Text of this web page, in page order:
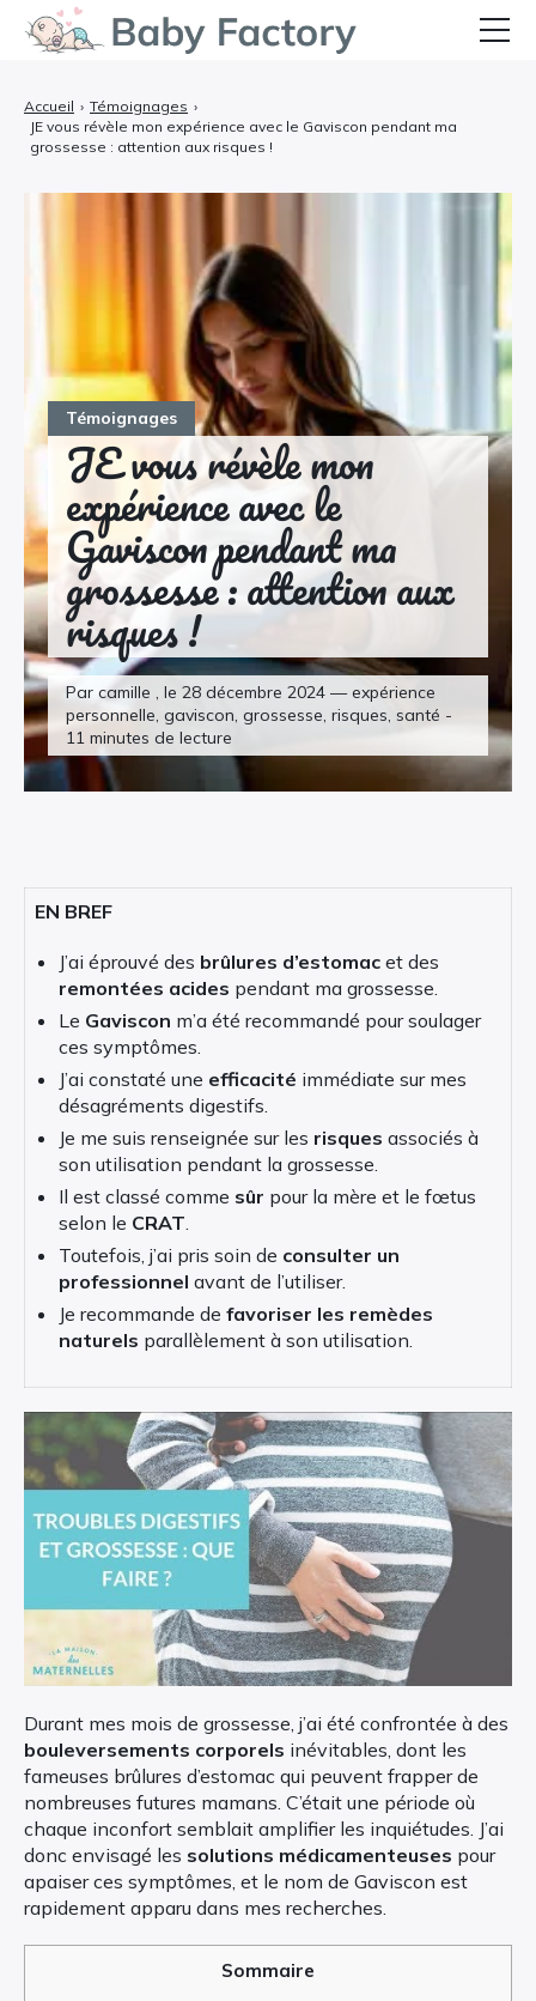
Témoignages
JE vous révèle mon
expérience avec le
Gaviscon pendant ma
grossesse : attention aux
risques !
Par camille , le 28 décembre 2024 — expérience
personnelle, gaviscon, grossesse, risques, santé -
11 minutes de lecture
Accueil › Témoignages ›
JE vous révèle mon expérience avec le Gaviscon pendant ma
grossesse : attention aux risques !
EN BREF
J’ai éprouvé des brûlures d’estomac et des
remontées acides pendant ma grossesse.
Le Gaviscon m’a été recommandé pour soulager
ces symptômes.
J’ai constaté une efficacité immédiate sur mes
désagréments digestifs.
Je me suis renseignée sur les risques associés à
son utilisation pendant la grossesse.
Il est classé comme sûr pour la mère et le fœtus
selon le CRAT.
Toutefois, j’ai pris soin de consulter un
professionnel avant de l’utiliser.
Je recommande de favoriser les remèdes
naturels parallèlement à son utilisation.
Durant mes mois de grossesse, j’ai été confrontée à des
bouleversements corporels inévitables, dont les
fameuses brûlures d’estomac qui peuvent frapper de
nombreuses futures mamans. C’était une période où
chaque inconfort semblait amplifier les inquiétudes. J’ai
donc envisagé les solutions médicamenteuses pour
apaiser ces symptômes, et le nom de Gaviscon est
rapidement apparu dans mes recherches.
Sommaire
Grossesse et Accouchement
Allaitement et Alimentation
Équipements et Confort
Témoignages